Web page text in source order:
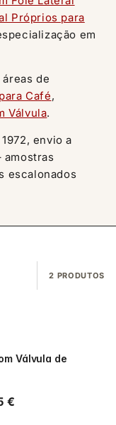
Próprios para
em
de
Café,
Válvula.
envio a
amostras
escalonados
2 PRODUTOS
Válvula de
€